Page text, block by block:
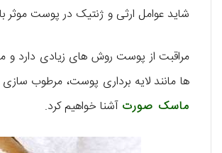
شاید عوامل ارثی و ژنتیک در پوست موثر
مراقبت از پوست روش های زیادی دارد و
ها مانند لایه برداری پوست، مرطوب
ماسک صورت آشنا خواهیم کرد.